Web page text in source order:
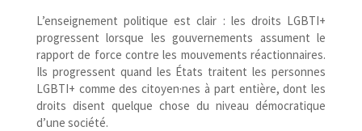
L’enseignement politique est clair : les droits LGBTI+
progressent lorsque les gouvernements assument le
rapport de force contre les mouvements réactionnaires.
Ils progressent quand les États traitent les personnes
LGBTI+ comme des citoyen·nes à part entière, dont les
droits disent quelque chose du niveau démocratique
d’une société.